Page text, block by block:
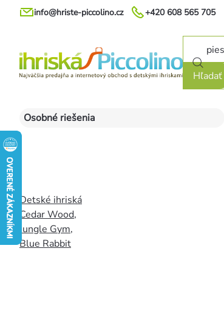
Prejsť
+420 608 565 705
info@hriste-piccolino.cz
Hľadať
Osobné riešenia
Detské ihriská
Cedar Wood,
Jungle Gym,
Blue Rabbit